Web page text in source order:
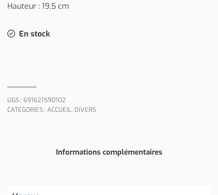
Hauteur : 19,5 cm
En stock
UGS : 691621590102
CATÉGORIES : ACCUEIL, DIVERS
Informations complémentaires